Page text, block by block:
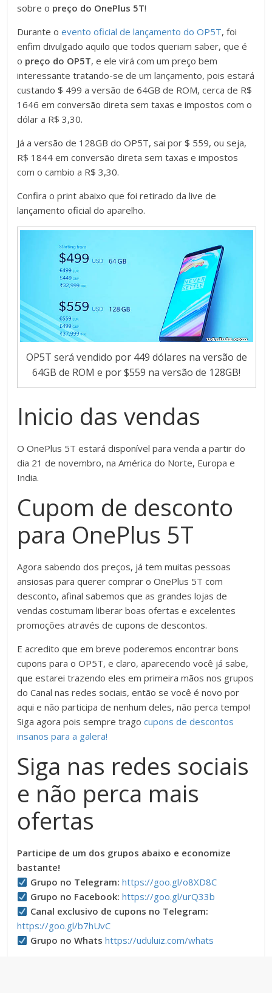
sobre o preço do OnePlus 5T!
Durante oevento oficial de lançamento do OP5T, foi
enfim divulgado aquilo que todos queriam saber, que é
o preço do OP5T, e ele virá com um preço bem
interessante tratando-se de um lançamento, pois estará
custando $ 499 a versão de 64GB de ROM, cerca de R$
1646 em conversão direta sem taxas e impostos com o
dólar a R$ 3,30.
Já a versão de 128GB do OP5T, sai por $ 559, ou seja,
R$ 1844 em conversão direta sem taxas e impostos
com o cambio a R$ 3,30.
Confira o print abaixo que foi retirado da live de
lançamento oficial do aparelho.
OP5T será vendido por 449 dólares na versão de
64GB de ROM e por $559 na versão de 128GB!
Inicio das vendas
O OnePlus 5T estará disponível para venda a partir do
dia 21 de novembro, na América do Norte, Europa e
India.
Cupom de desconto
para OnePlus 5T
Agora sabendo dos preços, já tem muitas pessoas
ansiosas para querer comprar o OnePlus 5T com
desconto, afinal sabemos que as grandes lojas de
vendas costumam liberar boas ofertas e excelentes
promoções através de cupons de descontos.
E acredito que em breve poderemos encontrar bons
cupons para o OP5T, e claro, aparecendo você já sabe,
que estarei trazendo eles em primeira mãos nos grupos
do Canal nas redes sociais, então se você é novo por
aqui e não participa de nenhum deles, não perca tempo!
Siga agora pois sempre tragocupons de descontos
insanos para a galera!
Siga nas redes sociais
e não perca mais
ofertas
Participe de um dos grupos abaixo e economize
bastante!
Grupo no Telegram: https://goo.gl/o8XD8C
Grupo no Facebook: https://goo.gl/urQ33b
Canal exclusivo de cupons no Telegram:
https://goo.gl/b7hUvC
Grupo no Whats https://uduluiz.com/whats